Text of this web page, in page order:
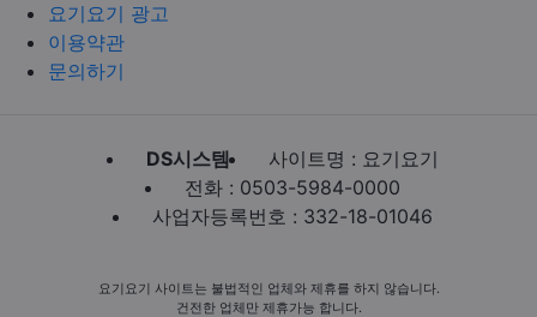
요기요기 광고
이용약관
문의하기
DS시스템
사이트명 : 요기요기
전화 : 0503-5984-0000
사업자등록번호 : 332-18-01046
요기요기 사이트는 불법적인 업체와 제휴를 하지 않습니다.
건전한 업체만 제휴가능 합니다.